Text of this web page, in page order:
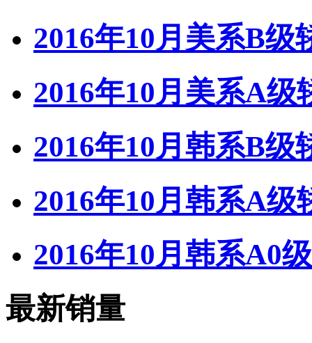
2016年10月美系B级
2016年10月美系A级
2016年10月韩系B级
2016年10月韩系A级
2016年10月韩系A0
最新销量